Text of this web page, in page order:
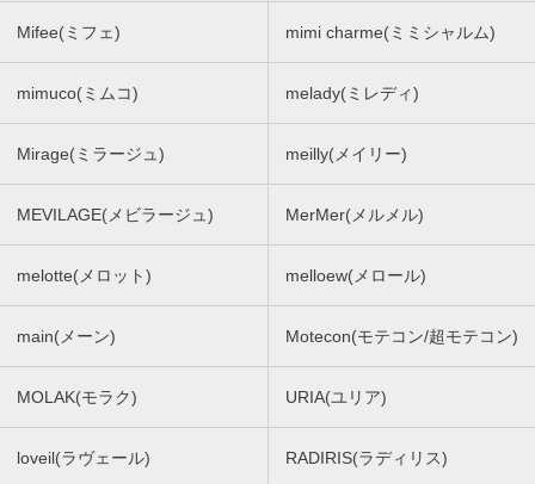
Mifee(ミフェ) mimi charme(ミミシャルム)
mimuco(ミムコ) melady(ミレディ)
Mirage(ミラージュ) meilly(メイリー)
MEVILAGE(メビラージュ) MerMer(メルメル)
melotte(メロット) melloew(メロール)
main(メーン) Motecon(モテコン/超モテコン)
MOLAK(モラク) URIA(ユリア)
loveil(ラヴェール) RADIRIS(ラディリス)